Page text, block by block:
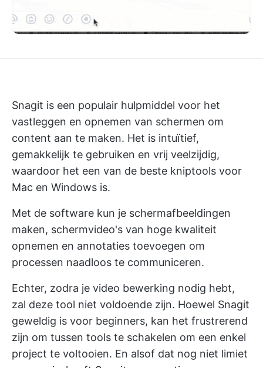
Snagit is een populair hulpmiddel voor het
vastleggen en opnemen van schermen om
content aan te maken. Het is intuïtief,
gemakkelijk te gebruiken en vrij veelzijdig,
waardoor het een van de beste kniptools voor
Mac en Windows is.
Met de software kun je schermafbeeldingen
maken, schermvideo's van hoge kwaliteit
opnemen en annotaties toevoegen om
processen naadloos te communiceren.
Echter, zodra je video bewerking nodig hebt,
zal deze tool niet voldoende zijn. Hoewel Snagit
geweldig is voor beginners, kan het frustrerend
zijn om tussen tools te schakelen om een enkel
project te voltooien. En alsof dat nog niet limiet